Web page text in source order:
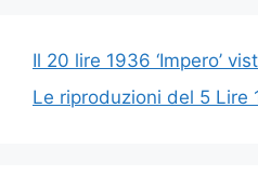
Il 20 lire 1936 ‘Impero’
Le riproduzioni del 5 Lire